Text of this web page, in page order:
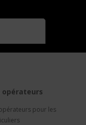
opérateurs
pour les